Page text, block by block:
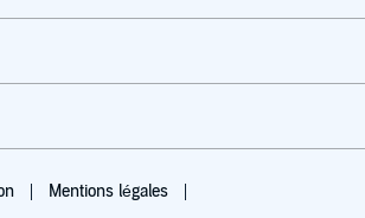
Mentions légales